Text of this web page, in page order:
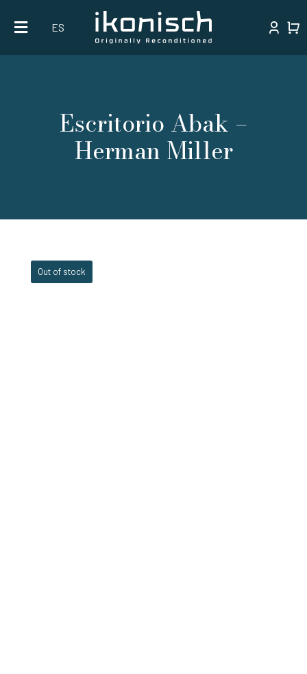
content
ES
Escritorio Abak –
Herman Miller
Out of stock